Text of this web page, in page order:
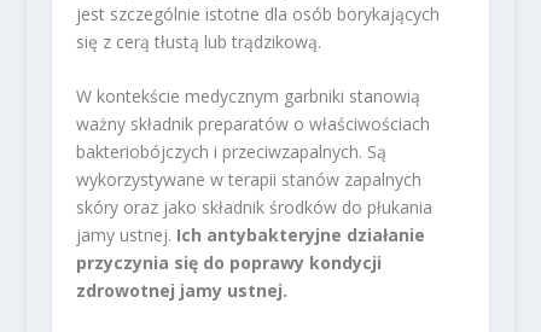
jest szczególnie istotne dla osób borykających
się z cerą tłustą lub trądzikową.
W kontekście medycznym garbniki stanowią
ważny składnik preparatów o właściwościach
bakteriobójczych i przeciwzapalnych. Są
wykorzystywane w terapii stanów zapalnych
skóry oraz jako składnik środków do płukania
jamy ustnej. Ich antybakteryjne działanie
przyczynia się do poprawy kondycji
zdrowotnej jamy ustnej.